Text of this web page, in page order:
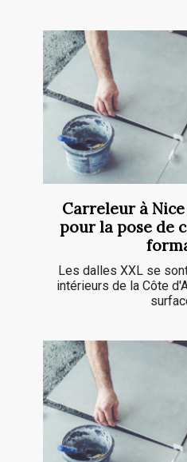
Carreleur à
pour la pose de
Les dalles XXL se
intérieurs de la Côte